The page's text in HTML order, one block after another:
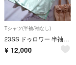
Tシャツ(半袖/袖なし)
23SS ドゥロワー 半袖カットソー エンブレム刺繍 サイドスリット ライム
¥ 12,000